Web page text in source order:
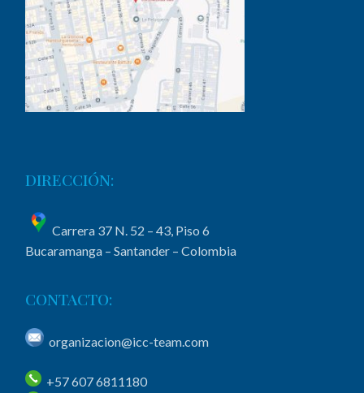
DIRECCIÓN:
Carrera 37 N. 52 – 43, Piso 6
Bucaramanga – Santander – Colombia
CONTACTO:
organizacion@icc-team.com
+57 607 6811180